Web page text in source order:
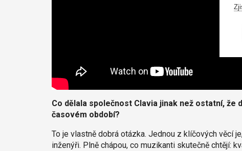
Co dělala společnost Clavia jinak než ostatní,
časovém období?
To je vlastně dobrá otázka. Jednou z klíčových věcí
inženýři. Plně chápou, co muzikanti skutečně chtějí: